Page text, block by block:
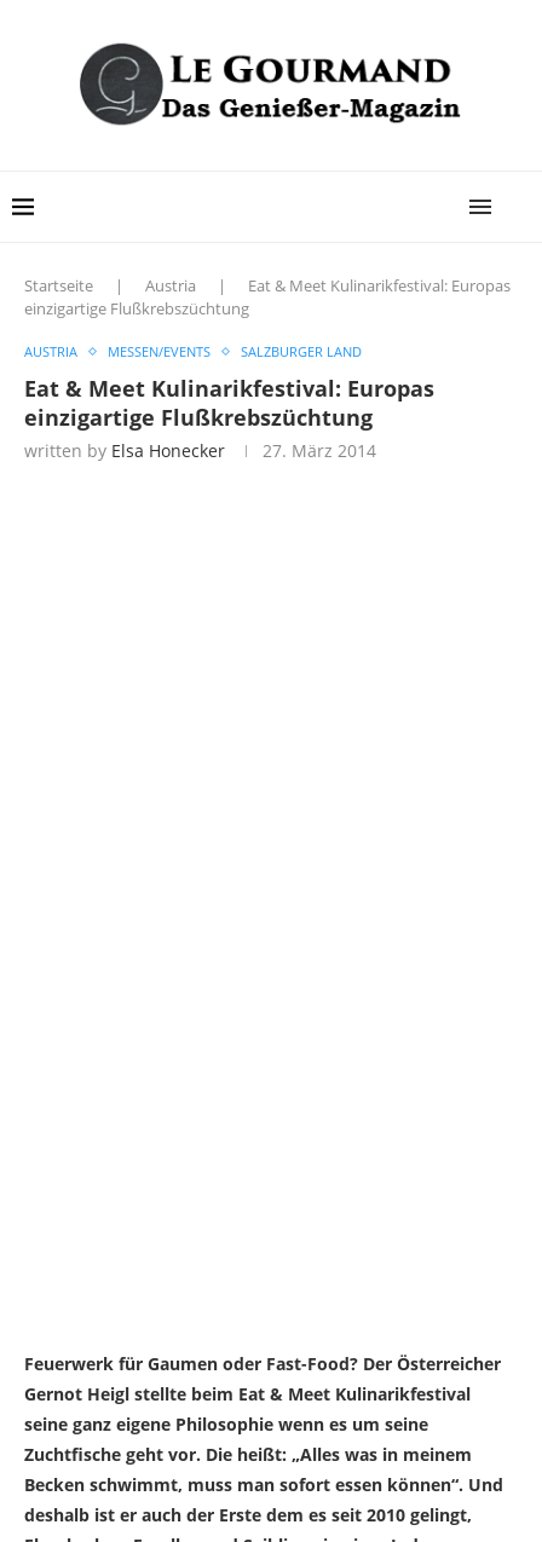
Startseite | Austria |
Eat & Meet Kulinarikfestival: Europas
einzigartige Flußkrebszüchtung
AUSTRIA MESSEN/EVENTS SALZBURGER LAND
Eat & Meet Kulinarikfestival: Europas
einzigartige Flußkrebszüchtung
written by Elsa Honecker 27. März 2014
Feuerwerk für Gaumen oder Fast-Food? Der Österreicher
Gernot Heigl stellte beim Eat & Meet Kulinarikfestival
seine ganz eigene Philosophie wenn es um seine
Zuchtfische geht vor. Die heißt: „Alles was in meinem
Becken schwimmt, muss man sofort essen können“. Und
deshalb ist er auch der Erste dem es seit 2010 gelingt,